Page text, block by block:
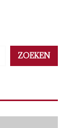
ZOEKEN